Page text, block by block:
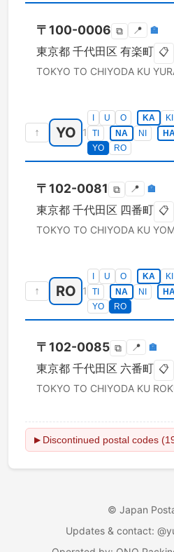
〒 100-0006 ⧉ 📍 🏣
東京都 千代田区 有楽町 📋
TOKYO TO CHIYODA KU
↑ YO 1
U O KA KI
TI
NA NI
YO
RO
〒 102-0081 ⧉ 📍 🏣
東京都 千代田区 四番町 📋
TOKYO TO CHIYODA KU
↑ RO 1
U O KA KI
TI
NA NI
YO
RO
〒 102-0085 ⧉ 📍 🏣
東京都 千代田区 六番町 📋
TOKYO TO CHIYODA KU
▶ Discontinued postal codes
© Japan
Updates & contact: